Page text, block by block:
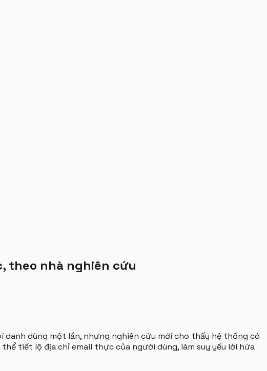
theo nhà nghiên cứu
dùng một lần, nhưng nghiên cứu mới cho thấy hệ thống có
tiết lộ địa chỉ email thực của người dùng, làm suy yếu lời hứa